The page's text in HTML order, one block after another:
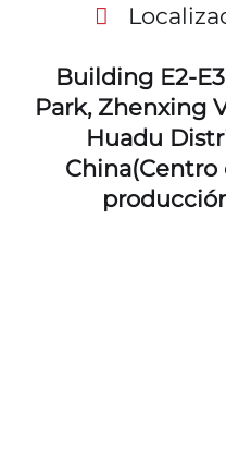
Building E2-
Park, Zhenxing
Huadu
China(Centro